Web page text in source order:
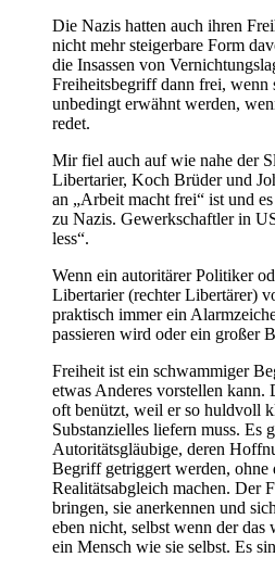
Die Nazis hatten auch ihren
nicht mehr steigerbare Form
die Insassen von
Freiheitsbegriff dann frei, wenn
unbedingt erwähnt werden,
redet.
Mir fiel auch auf wie nahe der
Libertarier, Koch Brüder und
an „Arbeit macht frei“ ist und
zu Nazis. Gewerkschaftler in
less“.
Wenn ein autoritärer Politiker
Libertarier (rechter Libertärer)
praktisch immer ein
passieren wird oder ein großer
Freiheit ist ein schwammiger
etwas Anderes vorstellen
oft benützt, weil er so huldvoll
Substanzielles liefern muss. Es
Autoritätsgläubige, deren
Begriff getriggert werden, ohne
Realitätsabgleich machen. Der
bringen, sie anerkennen und
eben nicht, selbst wenn der
ein Mensch wie sie selbst. Es